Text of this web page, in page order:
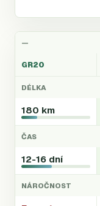
—
GR20
DÉLKA
180 km
ČAS
12-16 dní
NÁROČNOST